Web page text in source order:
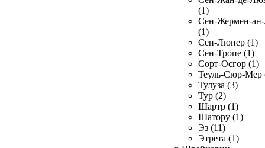
(1)
Сен-Жермен-
(1)
Сен-Люнер (1)
Сен-Тропе (1)
Сорт-Осгор (1)
Теуль-Сюр-Мер
Тулуза (3)
Тур (2)
Шартр (1)
Шатору (1)
Эз (11)
Этрета (1)